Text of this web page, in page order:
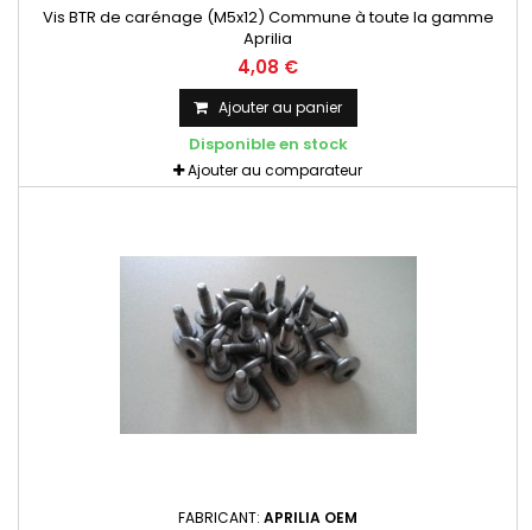
Vis BTR de carénage (M5x12) Commune à toute la gamme
Aprilia
4,08 €
Ajouter au panier
Disponible en stock
Ajouter au comparateur
FABRICANT: APRILIA OEM